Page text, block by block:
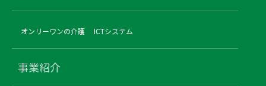
オンリーワンの介護 ICTシステム
事業紹介